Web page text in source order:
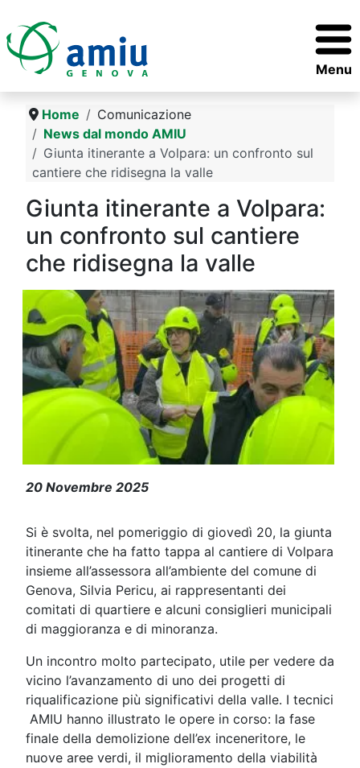
Menu
Home
Comunicazione
News dal mondo AMIU
Giunta itinerante a Volpara: un confronto sul
cantiere che ridisegna la valle
Giunta itinerante a Volpara:
un confronto sul cantiere
che ridisegna la valle
Giunta itinerante a Volpara: un
20 Novembre 2025
Si è svolta, nel pomeriggio di giovedì 20, la giunta
itinerante che ha fatto tappa al cantiere di Volpara
insieme all’assessora all’ambiente del comune di
Genova, Silvia Pericu, ai rappresentanti dei
comitati di quartiere e alcuni consiglieri municipali
di maggioranza e di minoranza.
Un incontro molto partecipato, utile per vedere da
vicino l’avanzamento di uno dei progetti di
riqualificazione più significativi della valle. I tecnici
AMIU hanno illustrato le opere in corso: la fase
finale della demolizione dell’ex inceneritore, le
nuove aree verdi, il miglioramento della viabilità